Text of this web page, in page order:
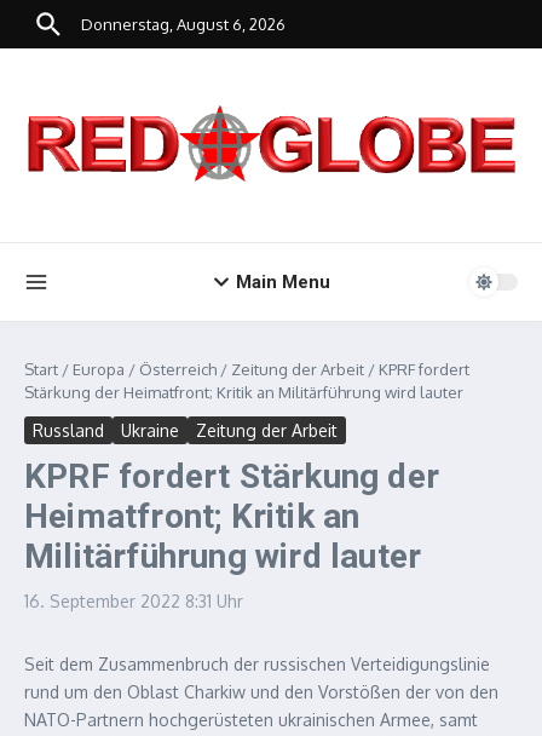
Zum Inhalt springen
Donnerstag, August 6, 2026
Main Menu
Start / Europa / Österreich / Zeitung der Arbeit / KPRF fordert
Stärkung der Heimatfront; Kritik an Militärführung wird lauter
Russland Ukraine Zeitung der Arbeit
KPRF fordert Stärkung der
Heimatfront; Kritik an
Militärführung wird lauter
16. September 2022 8:31 Uhr
Seit dem Zusammenbruch der russischen Verteidigungslinie
rund um den Oblast Charkiw und den Vorstößen der von den
NATO-Partnern hochgerüsteten ukrainischen Armee, samt